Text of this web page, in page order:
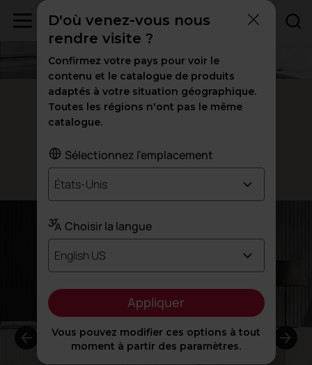
Armoires de bureaux métalliques
D'où venez-vous nous
rendre visite ?
Confirmez votre pays pour voir le
contenu et le catalogue de produits
adaptés à votre situation géographique.
Toutes les régions n'ont pas le même
catalogue.
Sélectionnez l'emplacement
États-Unis
Choisir la langue
English US
Appliquer
Vous pouvez modifier ces options à tout
moment à partir des paramètres.